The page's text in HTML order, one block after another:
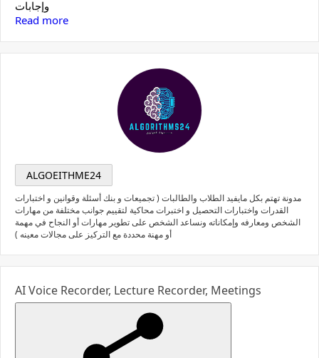
وإجابات
Read more
ALGOEITHME24
مدونة تهتم بكل مايفيد الطلاب والطالبات ( تجميعات و بنك أسئلة وقوانين و اختبارات
القدرات واختبارات التحصيل و اختبرات محاكية لتقييم جوانب مختلفة من مهارات
الشخص ومعارفه وإمكاناته ونساعد الشخص على تطوير مهارات أو النجاح في مهمة
أو مهنة محددة مع التركيز على مجالات معينه )
AI Voice Recorder, Lecture Recorder, Meetings